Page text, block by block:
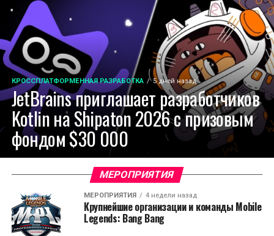
КРОССПЛАТФОРМЕННАЯ РАЗРАБОТКА 5 дней назад
JetBrains приглашает разработчиков
Kotlin на Shipaton 2026 с призовым
фондом $30 000
МЕРОПРИЯТИЯ
МЕРОПРИЯТИЯ 4 недели назад
Крупнейшие организации и команды Mobile
Legends: Bang Bang